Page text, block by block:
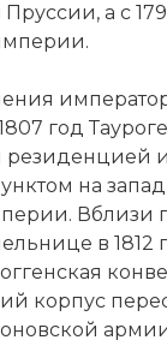
Пруссии, а с
.
год
резиденцией
на
. Вблизи
в 1812
корпус